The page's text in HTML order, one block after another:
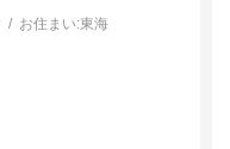
お住まい:東海